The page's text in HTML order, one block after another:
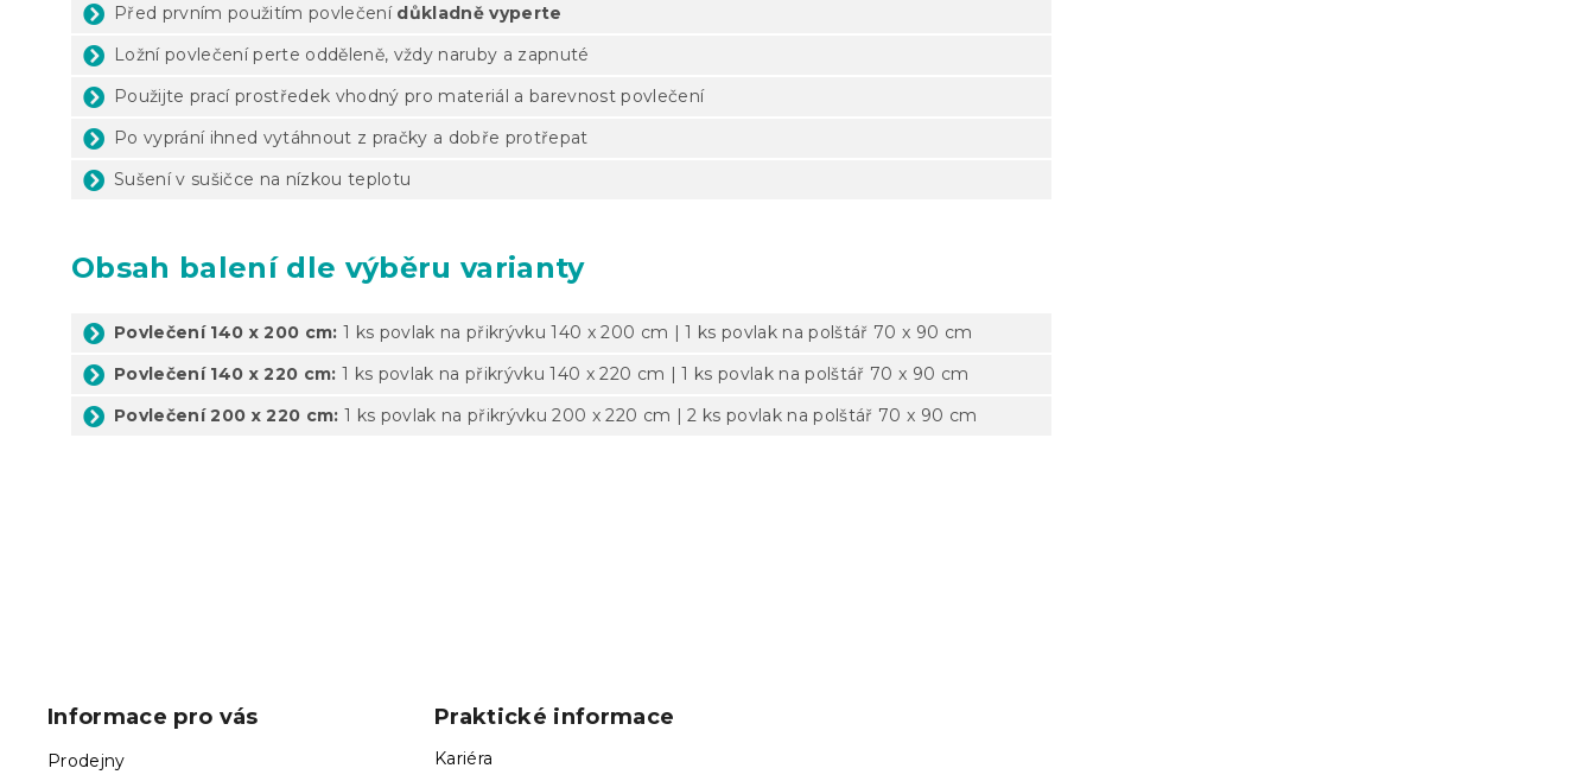
Před prvním použitím povlečení důkladně vyperte
Ložní povlečení perte odděleně, vždy naruby a zapnuté
Použijte prací prostředek vhodný pro materiál a barevnost povlečení
Po vyprání ihned vytáhnout z pračky a dobře protřepat
Sušení v sušičce na nízkou teplotu
Obsah balení dle výběru varianty
Povlečení 140 x 200 cm: 1 ks povlak na přikrývku 140 x 200 cm | 1 ks povlak na polštář 70 x 90 cm
Povlečení 140 x 220 cm: 1 ks povlak na přikrývku 140 x 220 cm | 1 ks povlak na polštář 70 x 90 cm
Povlečení 200 x 220 cm: 1 ks povlak na přikrývku 200 x 220 cm | 2 ks povlak na polštář 70 x 90 cm
Informace pro vás
Prodejny
Praktické informace
Kariéra